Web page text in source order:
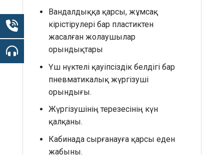
Вандалдыққа қарсы, жұмсақ
кірістірулері бар пластиктен
жасалған жолаушылар
орындықтары
Үш нүктелі қауіпсіздік белдігі бар
пневматикалық жүргізуші
орындығы.
Жүргізушінің терезесінің күн
қалқаны.
Кабинада сырғанауға қарсы еден
жабыны.